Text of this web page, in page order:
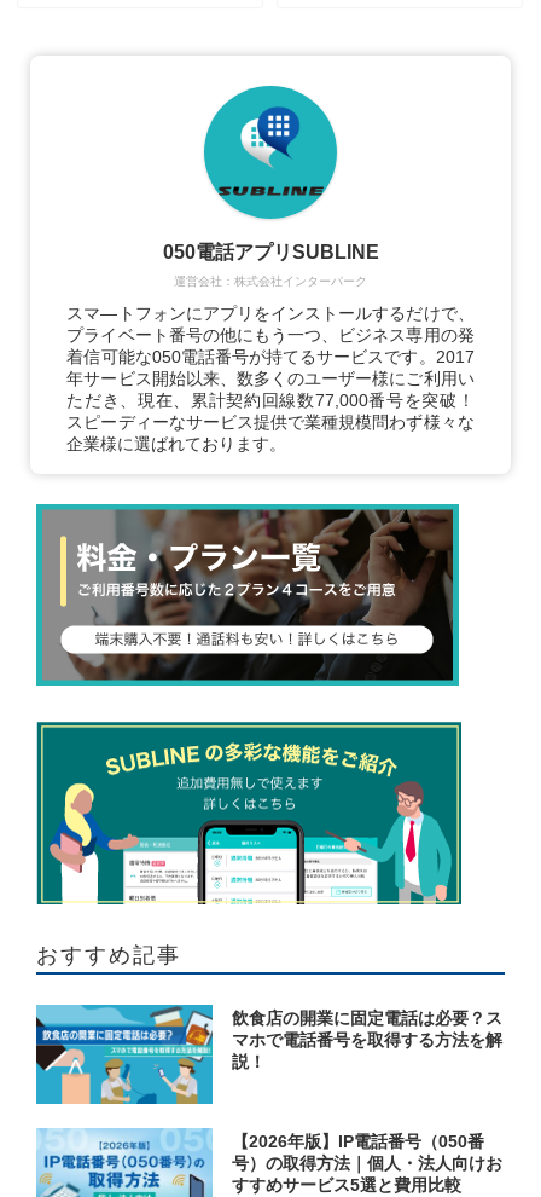
運営会社：株式会社インターパーク
050電話アプリSUBLINE
スマ―トフォンにアプリをインストールするだけで、
プライベート番号の他にもう一つ、ビジネス専用の発
着信可能な050電話番号が持てるサービスです。2017
年サービス開始以来、数多くのユーザー様にご利用い
ただき、現在、累計契約回線数77,000番号を突破！
スピーディーなサービス提供で業種規模問わず様々な
企業様に選ばれております。
おすすめ記事
飲食店の開業に固定電話は必要？ス
マホで電話番号を取得する方法を解
説！
【2026年版】IP電話番号（050番
号）の取得方法｜個人・法人向けお
すすめサービス5選と費用比較